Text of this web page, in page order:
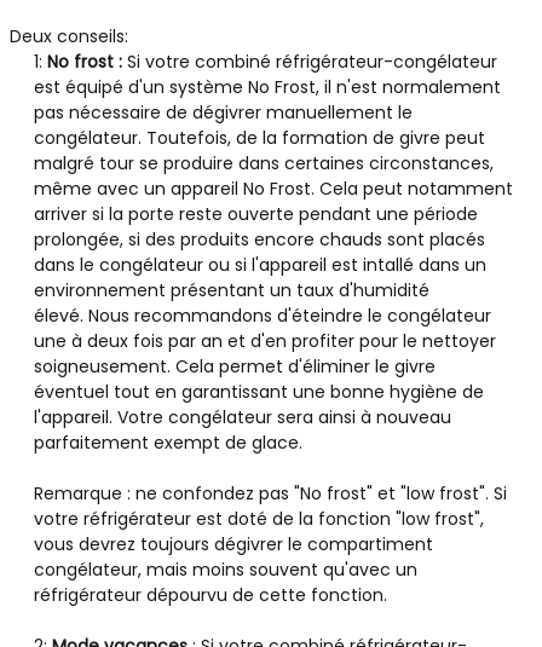
Deux conseils:
1: No frost : Si votre combiné réfrigérateur-congélateur
est équipé d'un système No Frost, il n'est normalement
pas nécessaire de dégivrer manuellement le
congélateur. Toutefois, de la formation de givre peut
malgré tour se produire dans certaines circonstances,
même avec un appareil No Frost. Cela peut notamment
arriver si la porte reste ouverte pendant une période
prolongée, si des produits encore chauds sont placés
dans le congélateur ou si l'appareil est intallé dans un
environnement présentant un taux d'humidité
élevé. Nous recommandons d'éteindre le congélateur
une à deux fois par an et d'en profiter pour le nettoyer
soigneusement. Cela permet d'éliminer le givre
éventuel tout en garantissant une bonne hygiène de
l'appareil. Votre congélateur sera ainsi à nouveau
parfaitement exempt de glace.
Remarque : ne confondez pas "No frost" et "low frost". Si
votre réfrigérateur est doté de la fonction "low frost",
vous devrez toujours dégivrer le compartiment
congélateur, mais moins souvent qu'avec un
réfrigérateur dépourvu de cette fonction.